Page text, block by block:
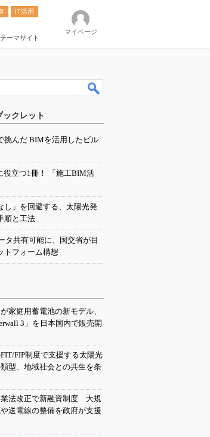
IT活用
テーマサイト
マイページ
ックレット
挑んだ BIMを活用したビル
役立つ1冊！ 「施工BIM活
し」を回避する、太陽光発
順と工法
タ共有可能に、国交省が目
トフォーム構想
家庭用蓄電池の新モデル、
3」を日本国内で販売開
FIP制度で支援する太陽光
型、地域社会との共生を条
業法改正で新融資制度 大規
送電線の整備を政府が支援